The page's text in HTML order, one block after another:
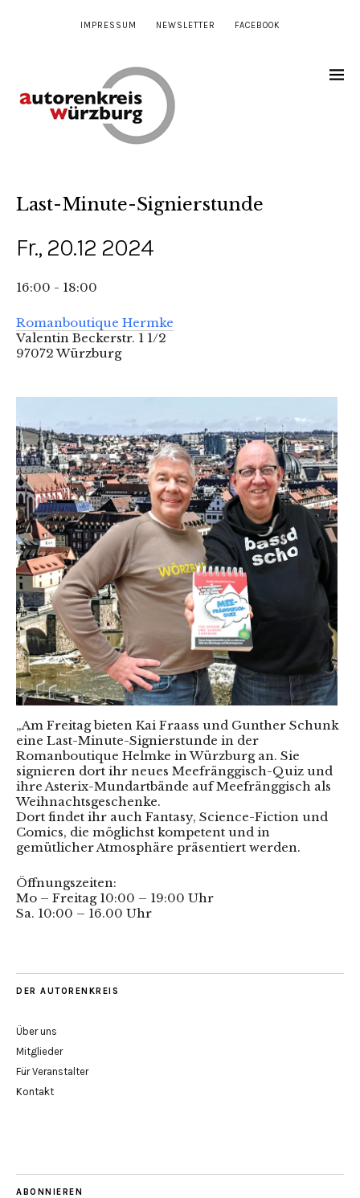
IMPRESSUM NEWSLETTER FACEBOOK
Last-Minute-Signierstunde
Fr., 20.12 2024
16:00 - 18:00
Romanboutique Hermke
Valentin Beckerstr. 1 1/2
97072 Würzburg
„Am Freitag bieten Kai Fraass und Gunther Schunk
eine Last-Minute-Signierstunde in der
Romanboutique Helmke in Würzburg an. Sie
signieren dort ihr neues Meefränggisch-Quiz und
ihre Asterix-Mundartbände auf Meefränggisch als
Weihnachtsgeschenke.
Dort findet ihr auch Fantasy, Science-Fiction und
Comics, die möglichst kompetent und in
gemütlicher Atmosphäre präsentiert werden.
Öffnungszeiten:
Mo – Freitag 10:00 – 19:00 Uhr
Sa. 10:00 – 16.00 Uhr
DER AUTORENKREIS
Über uns
Mitglieder
Für Veranstalter
Kontakt
ABONNIEREN